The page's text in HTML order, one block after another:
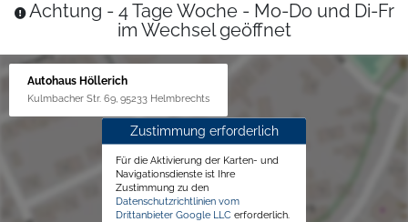
Achtung - 4 Tage Woche - Mo-Do und Di-Fr
im Wechsel geöffnet
Autohaus Höllerich
Kulmbacher Str. 69, 95233 Helmbrechts
Zustimmung erforderlich
Für die Aktivierung der Karten- und
Navigationsdienste ist Ihre
Zustimmung zu den
Datenschutzrichtlinien vom
Drittanbieter Google LLC erforderlich.